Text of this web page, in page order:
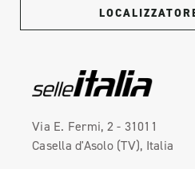
Via E. Fermi, 2 - 31011
Casella d'Asolo (TV), Italia